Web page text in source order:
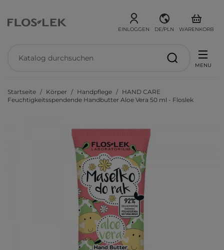
EINLOGGEN DE/PLN WARENKORB
MENU
Startseite Körper Handpflege
HAND CARE
Feuchtigkeitsspendende Handbutter Aloe Vera 50 ml - Floslek